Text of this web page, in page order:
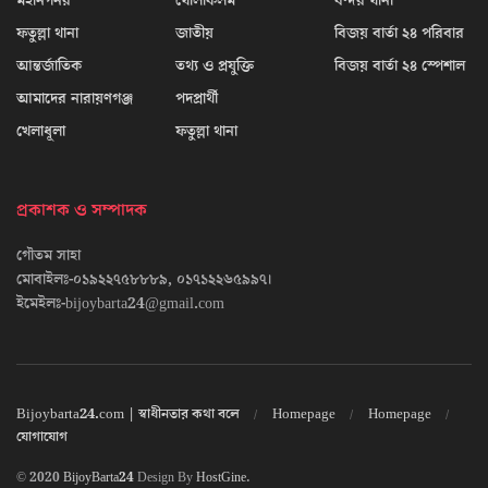
ফতুল্লা থানা
আন্তর্জাতিক
আমাদের নারায়ণগঞ্জ
খেলাধূলা
জাতীয়
তথ্য ও প্রযুক্তি
পদপ্রার্থী
ফতুল্লা থানা
বিজয় বার্তা ২৪ পরিবার
বিজয় বার্তা ২৪ স্পেশাল
প্রকাশক ও সম্পাদক
গৌতম সাহা
মোবাইলঃ-০১৯২২৭৫৮৮৮৯, ০১৭১২২৬৫৯৯৭।
ইমেইলঃ-bijoybarta24@gmail.com
Bijoybarta24.com | স্বাধীনতার কথা বলে Homepage
Homepage
যোগাযোগ
© 2020BijoyBarta24Design ByHostGine.